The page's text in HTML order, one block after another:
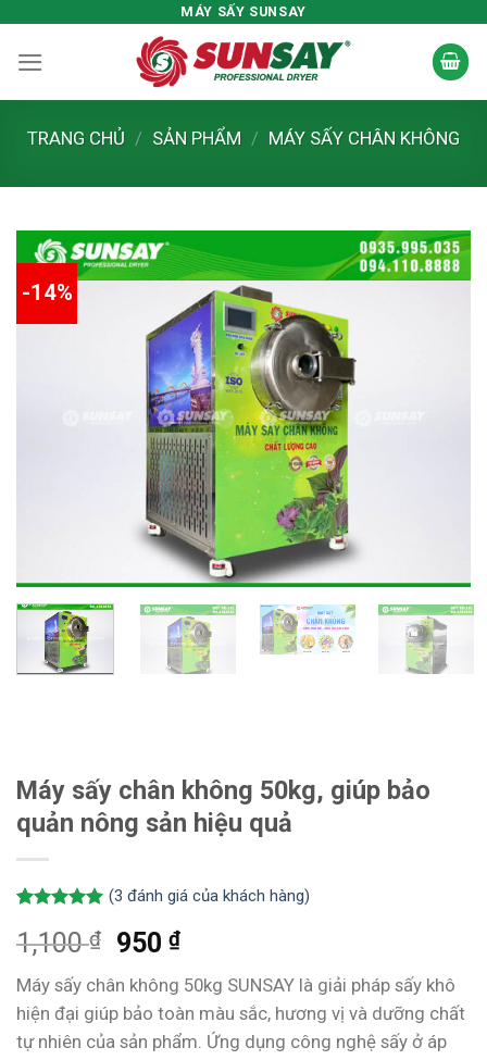
content
MÁY SẤY SUNSAY
TRANG CHỦ / SẢN PHẨM / MÁY SẤY CHÂN KHÔNG
-14%
Máy sấy chân không 50kg, giúp bảo
quản nông sản hiệu quả
dựa trên
đánh giá
(3 đánh giá của khách hàng)
1,100₫ 950 ₫
Máy sấy chân không 50kg SUNSAY là giải pháp sấy khô
hiện đại giúp bảo toàn màu sắc, hương vị và dưỡng chất
tự nhiên của sản phẩm. Ứng dụng công nghệ sấy ở áp